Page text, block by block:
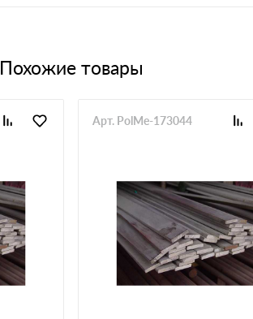
Похожие товары
Арт. PolMe-173044